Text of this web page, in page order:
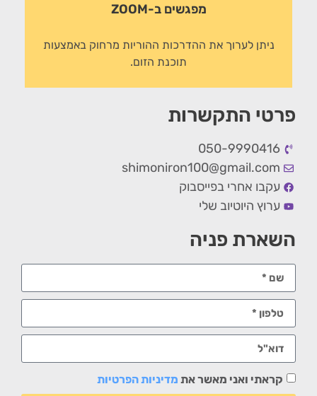
מפגשים ב-ZOOM
ניתן לערוך את ההדרכות ההוריות מרחוק באמצעות
תוכנת הזום.
פרטי התקשרות
050-9990416
shimoniron100@gmail.com
עקבו אחרי בפייסבוק
ערוץ היוטיוב שלי
השארת פניה
קראתי ואני מאשר את מדיניות הפרטיות